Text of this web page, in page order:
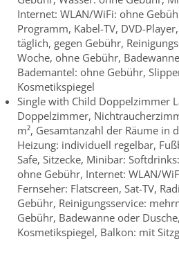
Internet: WLAN/WiFi: ohne
Programm, Kabel-TV, DVD-
täglich, gegen Gebühr,
Woche, ohne Gebühr,
Bademantel: ohne Gebühr,
Kosmetikspiegel
Single with Child Doppelzimmer
Doppelzimmer,
m², Gesamtanzahl der Räume in
Heizung: individuell regelbar,
Safe, Sitzecke, Minibar:
ohne Gebühr, Internet: WLAN/
Fernseher: Flatscreen, Sat-TV,
Gebühr, Reinigungsservice:
Gebühr, Badewanne oder
Kosmetikspiegel, Balkon: mit